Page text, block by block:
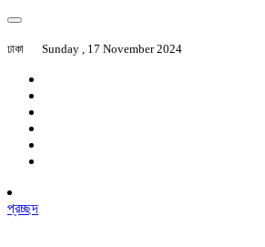
ঢাকা Sunday , 17 November 2024
প্রচ্ছদ